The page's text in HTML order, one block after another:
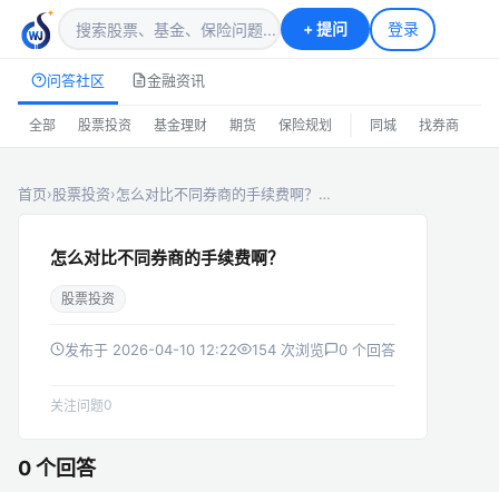
+提问 登录
问答社区 金融资讯
全部 股票投资 基金理财 期货 保险规划 同城 找券商
首页›股票投资›怎么对比不同券商的手续费啊？…
怎么对比不同券商的手续费啊？
股票投资
发布于 2026-04-10 12:22 154 次浏览 0 个回答
关注问题0
0 个回答